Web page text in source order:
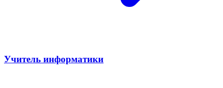
Учитель информатики